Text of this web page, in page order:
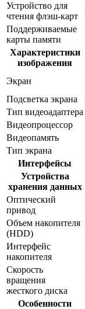
Устройство для
чтения флэш-карт
Поддерживаемые
карты памяти
Характеристики
изображения
Экран
Подсветка экрана
Тип видеоадаптера
Видеопроцессор
Видеопамять
Тип экрана
Интерфейсы
Устройства
хранения данных
Оптический
привод
Объем накопителя
(HDD)
Интерфейс
накопителя
Скорость
вращения
жесткого диска
Особенности